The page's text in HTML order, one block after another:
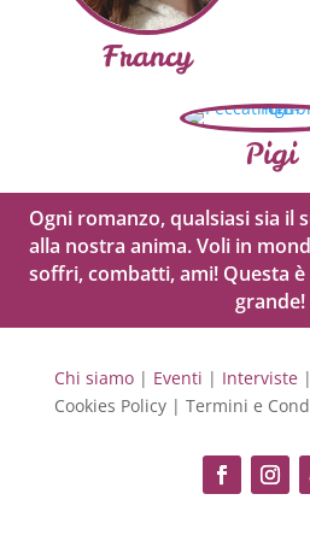
Francy
Pigi
Ogni romanzo, qualsiasi sia il
alla nostra anima. Voli in
soffri, combatti, ami! Questa
grande!
Chi siamo| Eventi | Interviste|
Cookies Policy | Termini e